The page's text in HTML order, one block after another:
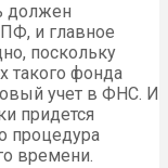
должен
и главное
поскольку
такого фонда
учет в ФНС. И
придется
процедура
времени.